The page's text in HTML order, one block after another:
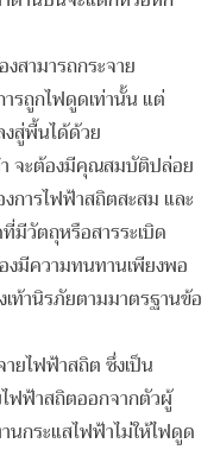
งสามารถกระจาย
รถูกไฟดูดเท่านั้น แต่
งสู่พื้นได้ด้วย
ำ จะต้องมีคุณสมบัติปล่อย
การไฟฟ้าสถิตสะสม และ
มีวัตถุหรือสารระเบิด
งมีความทนทานเพียงพอ
เท้านิรภัยตามมาตรฐานข้อ
ายไฟฟ้าสถิต ซึ่งเป็น
ฟฟ้าสถิตออกจากตัวผู้
นกระแสไฟฟ้าไม่ให้ไฟดูด